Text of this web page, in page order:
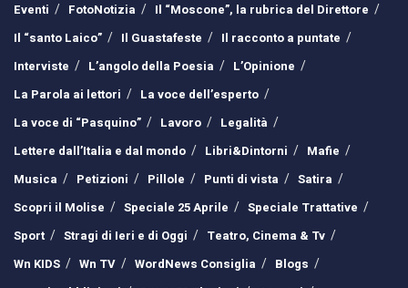
Eventi
FotoNotizia
Il “Moscone”, la rubrica del Direttore
Il “santo Laico”
Il Guastafeste
Il racconto a puntate
Interviste
L’angolo della Poesia
L’Opinione
La Parola ai lettori
La voce dell’esperto
La voce di “Pasquino”
Lavoro
Legalità
Lettere dall’Italia e dal mondo
Libri&Dintorni
Mafie
Musica
Petizioni Pillole Punti di vista
Satira
Scopri il Molise
Speciale 25 Aprile
Speciale Trattative
Sport
Stragi di Ieri e di Oggi
Teatro, Cinema & Tv
Wn KIDS
Wn TV WordNews Consiglia
Blogs